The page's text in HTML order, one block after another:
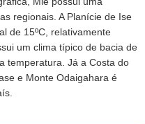
regionais. A Planície de Ise
de 15ºC, relativamente
um clima típico de bacia de
temperatura. Já a Costa do
e Monte Odaigahara é